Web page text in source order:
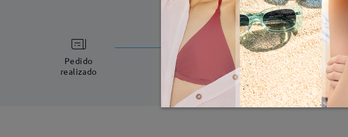
Pedido
realizado
Fabricación
5-7 días laborales detalles